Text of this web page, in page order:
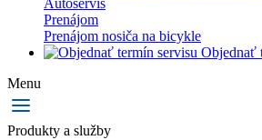
Autoservis
Prenájom
Prenájom nosiča na bicykle
Objednať
Menu
Produkty a služby